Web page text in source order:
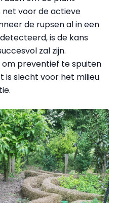
voor de actieve
de rupsen al in een
is de kans
zal zijn.
om preventief te spuiten
is slecht voor het milieu